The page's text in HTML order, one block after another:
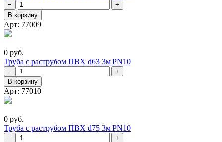
−
+
В корзину
Арт: 77009
0 руб.
Труба с раструбом ПВХ d63 3м PN10
−
+
В корзину
Арт: 77010
0 руб.
Труба с раструбом ПВХ d75 3м PN10
−
+